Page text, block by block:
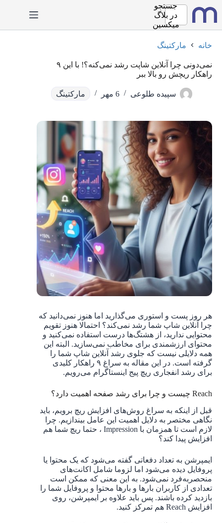
به
محتوا
جستجو
در بلاگ
میکسین
خانه مارکتینگ
نمی‌دونی چرا آنلاین شاپت رشد نمی‌کنه؟! با این ۹
راهکار ریچش رو بالا ببر
سپیده طلوعی 6 مهر مارکتینگ
هر روز پست و استوری می‌گذارید اما هنوز نمی‌دانید که
چرا آنلاین شاپ شما رشد نمی‌کند؟ احتمالا هنوز تقویم
محتوایی ندارید، از هشتگ‌ها درست استفاده نمی‌کنید و
محتوای ارزشمندی برای مخاطب نمی‌سازید. البته این
همه دلایلی نیست که جلوی رشد آنلاین شاپ شما را
گرفته است. در این مقاله به سراغ ۹ راهکار کلیدی
برای رشد انفجاری ریچ پیج اینستاگرام می‌رویم.
Reach چیست و چرا برای رشد صفحه اهمیت دارد؟
قبل از اینکه به سراغ روش‌های افزایش ریچ برویم، باید
نگاهی مختصر به دلایل اهمیت این عامل بیندازیم. چرا
لازم است تا همزمان با Impression ، حتما ریچ شما هم
افزایش پیدا کند؟
ایمپرشن به تعداد دفعاتی گفته می‌شود که یک محتوا یا
پروفایل دیده می‌شود اما لزوما شامل اکانت‌های
منحصربه‌فرد نمی‌شود. به این معنی که ممکن است
تعدادی از کاربران بارها و بارها محتوا و پروفایل شما را
بازدید کرده باشند. پس باید علاوه بر ایمپرشن، روی
افزایش Reach‌ هم تمرکز کنید.